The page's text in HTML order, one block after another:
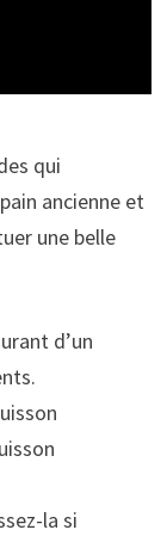
qui
ancienne et
une belle
d’un
la si